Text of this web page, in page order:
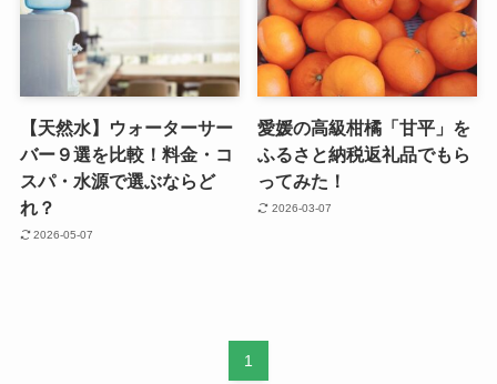
【天然水】ウォーターサー
バー９選を比較！料金・コ
スパ・水源で選ぶならど
れ？
2026-05-07
愛媛の高級柑橘「甘平」を
ふるさと納税返礼品でもら
ってみた！
2026-03-07
1